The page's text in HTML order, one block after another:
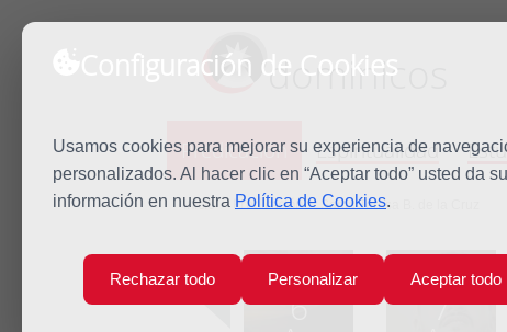
Configuración de Cookies
Usamos cookies para mejorar su experiencia de
personalizados. Al hacer clic en “Aceptar todo” usted da
información en nuestra Política de Cookies.
Rechazar todo Personalizar Aceptar todo
dominicos
Predicación Espiritualidad
Inicio Predicación Santa Teresa B. de la Cruz
Lun
6
Mar
7